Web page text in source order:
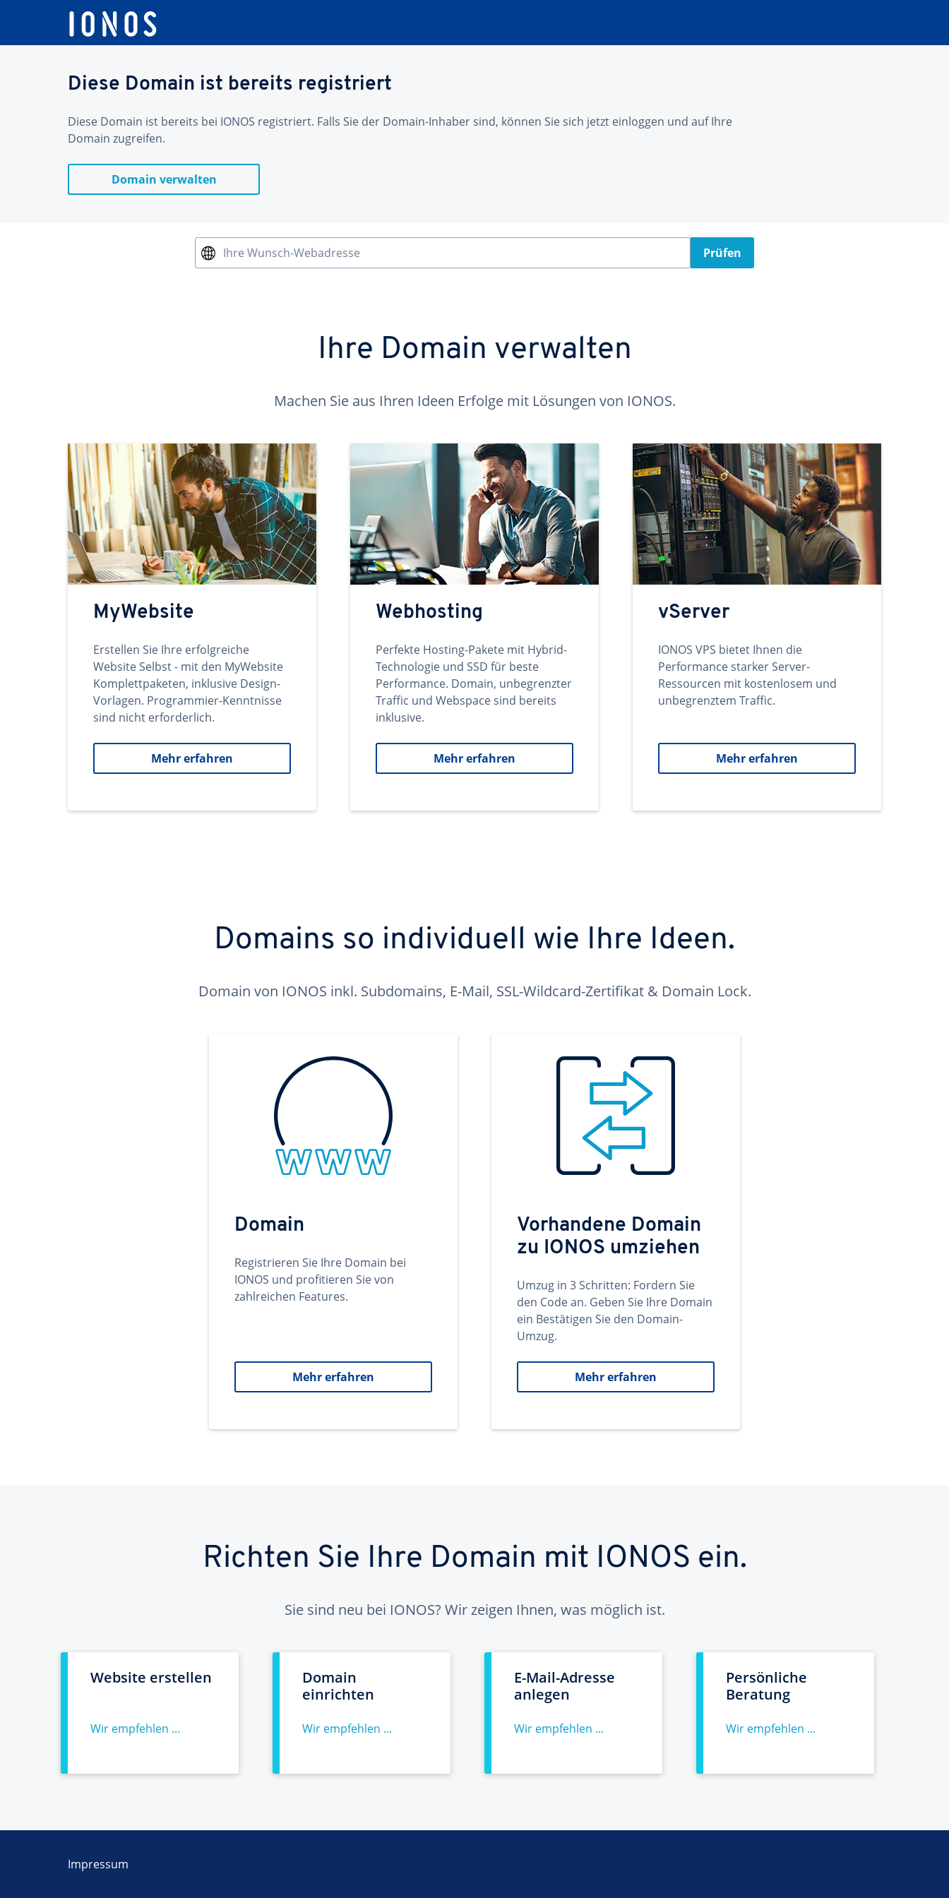
Diese Domain ist bereits registriert
Diese Domain ist bereits bei IONOS registriert. Falls Sie der Domain-Inhaber sind, können Sie sich jetzt einloggen und auf Ihre
Domain zugreifen.
Domain verwalten
Ihre Wunsch-Webadresse Prüfen
Ihre Domain verwalten
Machen Sie aus Ihren Ideen Erfolge mit Lösungen von IONOS.
MyWebsite
Erstellen Sie Ihre erfolgreiche
Website Selbst - mit den MyWebsite
Komplettpaketen, inklusive Design-
Vorlagen. Programmier-Kenntnisse
sind nicht erforderlich.
Mehr erfahren
Webhosting
Perfekte Hosting-Pakete mit Hybrid-
Technologie und SSD für beste
Performance. Domain, unbegrenzter
Traffic und Webspace sind bereits
inklusive.
Mehr erfahren
vServer
IONOS VPS bietet Ihnen die
Performance starker Server-
Ressourcen mit kostenlosem und
unbegrenztem Traffic.
Mehr erfahren
Domains so individuell wie Ihre Ideen.
Domain von IONOS inkl. Subdomains, E-Mail, SSL-Wildcard-Zertifikat & Domain Lock.
Domain
Registrieren Sie Ihre Domain bei
IONOS und profitieren Sie von
zahlreichen Features.
Mehr erfahren
Vorhandene Domain
zu IONOS umziehen
Umzug in 3 Schritten: Fordern Sie
den Code an. Geben Sie Ihre Domain
ein Bestätigen Sie den Domain-
Umzug.
Mehr erfahren
Richten Sie Ihre Domain mit IONOS ein.
Sie sind neu bei IONOS? Wir zeigen Ihnen, was möglich ist.
Website erstellen
Wir empfehlen ...
Domain
einrichten
Wir empfehlen ...
E-Mail-Adresse
anlegen
Wir empfehlen ...
Persönliche
Beratung
Wir empfehlen ...
Impressum